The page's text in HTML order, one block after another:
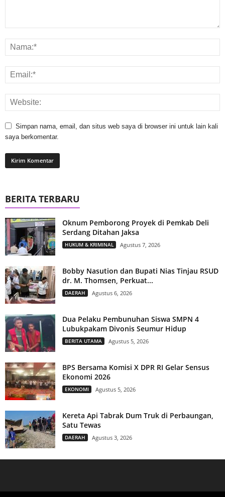
Simpan nama, email, dan situs web saya di browser ini untuk lain kali
saya berkomentar.
BERITA TERBARU
Oknum Pemborong Proyek di Pemkab Deli
Serdang Ditahan Jaksa
HUKUM & KRIMINAL Agustus 7, 2026
Bobby Nasution dan Bupati Nias Tinjau RSUD
dr. M. Thomsen, Perkuat...
DAERAH Agustus 6, 2026
Dua Pelaku Pembunuhan Siswa SMPN 4
Lubukpakam Divonis Seumur Hidup
BERITA UTAMA Agustus 5, 2026
BPS Bersama Komisi X DPR RI Gelar Sensus
Ekonomi 2026
EKONOMI Agustus 5, 2026
Kereta Api Tabrak Dum Truk di Perbaungan,
Satu Tewas
DAERAH Agustus 3, 2026